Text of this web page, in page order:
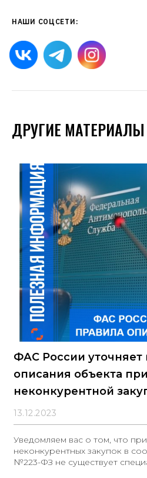
НАШИ СОЦСЕТИ:
ДРУГИЕ МАТЕРИАЛЫ
ФАС России уточняет
описания объекта при
неконкурентной
13.12.2023
Уведомляем вас о том, что
неконкурентных закупок в
№223-ФЗ не существует